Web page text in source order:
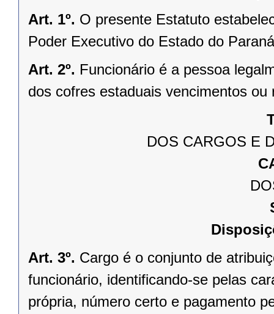
Art. 1º. O presente Estatuto
Poder Executivo do Estado do
Art. 2º. Funcionário é a pessoa
dos cofres estaduais vencimentos
DOS CARGOS E
Art. 3º. Cargo é o conjunto de
funcionário, identificando-se pelas
própria, número certo e pagamento